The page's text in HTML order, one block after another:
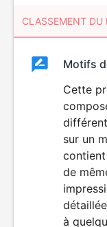
CLASSEMENT DU
Classement
Motifs
Cette
sur un
contient
de
à